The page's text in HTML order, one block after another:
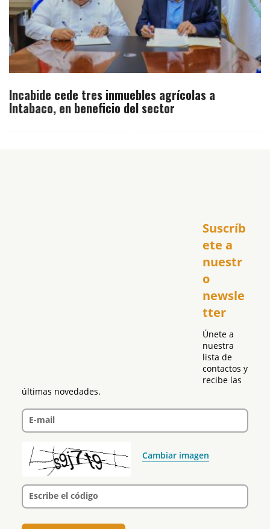
Incabide cede tres inmuebles agrícolas a
Intabaco, en beneficio del sector
Suscríb
ete a
nuestr
o
newsle
tter
Únete a
nuestra
lista de
contactos y
recibe las
últimas novedades.
E-mail
Cambiar imagen
Escribe el código